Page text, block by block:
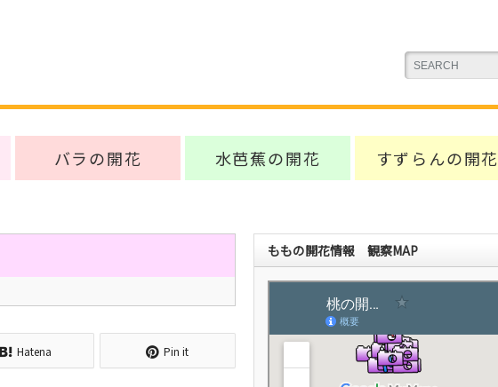
バラの開花 水芭蕉の開花 すずらんの開花
Hatena Pin it
ももの開花情報 観察MAP